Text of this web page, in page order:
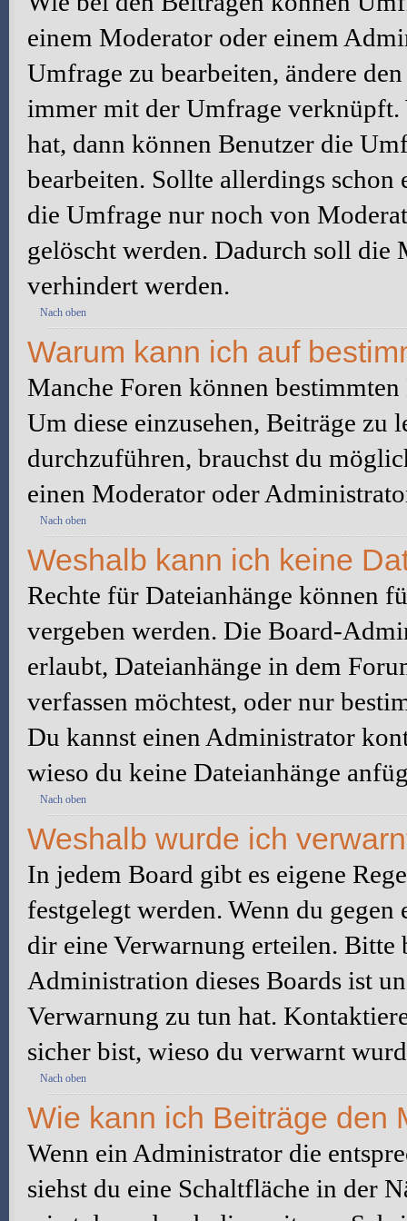
einem Moderator oder einem
Umfrage zu bearbeiten, ändere
immer mit der Umfrage verknüpft.
hat, dann können Benutzer die
bearbeiten. Sollte allerdings schon
die Umfrage nur noch von
gelöscht werden. Dadurch soll
verhindert werden.
Nach oben
Warum kann ich auf
Manche Foren können
Um diese einzusehen, Beiträge zu
durchzuführen, brauchst du
einen Moderator oder
Nach oben
Weshalb kann ich keine
Rechte für Dateianhänge können
vergeben werden. Die Board-
erlaubt, Dateianhänge in dem
verfassen möchtest, oder nur
Du kannst einen Administrator
wieso du keine Dateianhänge
Nach oben
Weshalb wurde ich
In jedem Board gibt es eigene
festgelegt werden. Wenn du
dir eine Verwarnung erteilen. Bitte
Administration dieses Boards ist
Verwarnung zu tun hat.
sicher bist, wieso du verwarnt
Nach oben
Wie kann ich Beiträge den
Wenn ein Administrator die
siehst du eine Schaltfläche in der